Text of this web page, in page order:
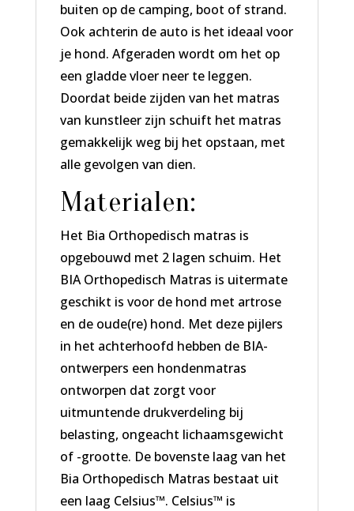
buiten op de camping, boot of strand.
Ook achterin de auto is het ideaal voor
je hond. Afgeraden wordt om het op
een gladde vloer neer te leggen.
Doordat beide zijden van het matras
van kunstleer zijn schuift het matras
gemakkelijk weg bij het opstaan, met
alle gevolgen van dien.
Materialen:
Het Bia Orthopedisch matras is
opgebouwd met 2 lagen schuim. Het
BIA Orthopedisch Matras is uitermate
geschikt is voor de hond met artrose
en de oude(re) hond. Met deze pijlers
in het achterhoofd hebben de BIA-
ontwerpers een hondenmatras
ontworpen dat zorgt voor
uitmuntende drukverdeling bij
belasting, ongeacht lichaamsgewicht
of -grootte. De bovenste laag van het
Bia Orthopedisch Matras bestaat uit
een laag Celsius™. Celsius™ is